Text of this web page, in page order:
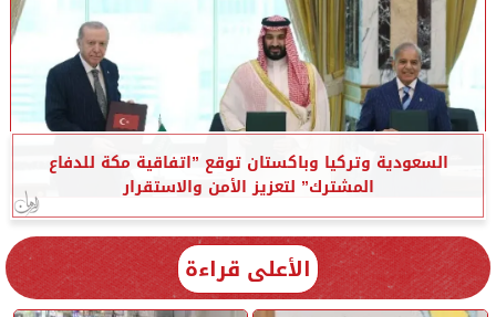
السعودية وتركيا وباكستان توقع ”اتفاقية مكة للدفاع
المشترك” لتعزيز الأمن والاستقرار
الأعلى قراءة